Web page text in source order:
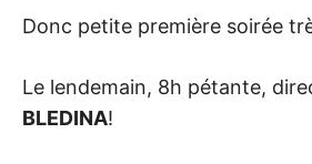
Donc petite première soirée
Le lendemain, 8h pétante,
BLEDINA!